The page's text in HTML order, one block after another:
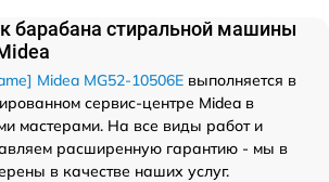
барабана стиральной машины
Midea MG52-10506E выполняется в
сервис-центре Midea в
мастерами. На все виды работ и
расширенную гарантию - мы в
в качестве наших услуг.